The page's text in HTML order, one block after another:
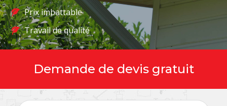
Prix imbattable
Travail de qualité
Demande de devis gratuit